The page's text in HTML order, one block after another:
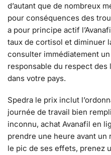
d’autant que de nombreux
pour conséquences des
a pour principe actif
taux de cortisol et diminuer
consulter immédiatement
responsable du respect
dans votre pays.
Spedra le prix inclut
journée de travail bien
inconnu, achat Avanafil en
prendre une heure avant
le pic de ses effets, prenez